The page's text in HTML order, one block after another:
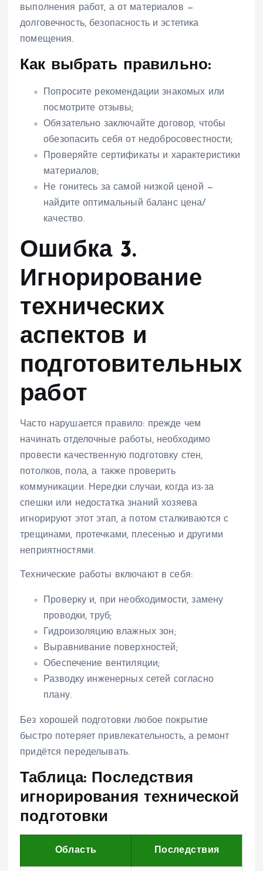
выполнения работ, а от материалов —
долговечность, безопасность и эстетика
помещения.
Как выбрать правильно:
Попросите рекомендации знакомых или
посмотрите отзывы;
Обязательно заключайте договор, чтобы
обезопасить себя от недобросовестности;
Проверяйте сертификаты и характеристики
материалов;
Не гонитесь за самой низкой ценой —
найдите оптимальный баланс цена/
качество.
Ошибка 3.
Игнорирование
технических
аспектов и
подготовительных
работ
Часто нарушается правило: прежде чем
начинать отделочные работы, необходимо
провести качественную подготовку стен,
потолков, пола, а также проверить
коммуникации. Нередки случаи, когда из-за
спешки или недостатка знаний хозяева
игнорируют этот этап, а потом сталкиваются с
трещинами, протечками, плесенью и другими
неприятностями.
Технические работы включают в себя:
Проверку и, при необходимости, замену
проводки, труб;
Гидроизоляцию влажных зон;
Выравнивание поверхностей;
Обеспечение вентиляции;
Разводку инженерных сетей согласно
плану.
Без хорошей подготовки любое покрытие
быстро потеряет привлекательность, а ремонт
придётся переделывать.
Таблица: Последствия
игнорирования технической
подготовки
Область Последствия